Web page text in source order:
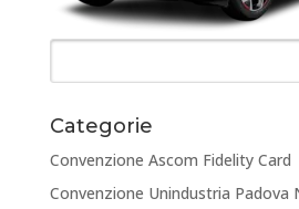
Categorie
Convenzione Ascom Fidelity Card
Convenzione Unindustria Padova